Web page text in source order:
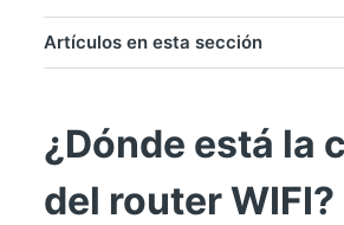
Artículos en esta sección
¿Dónde está la
del router WIFI?